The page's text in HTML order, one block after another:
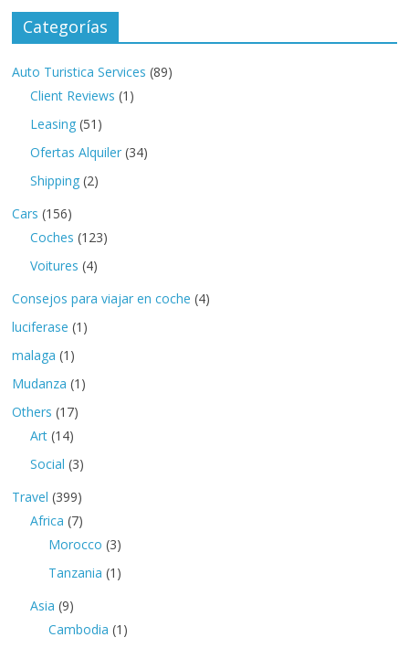
Categorías
Auto Turistica Services (89)
Client Reviews (1)
Leasing (51)
Ofertas Alquiler (34)
Shipping (2)
Cars (156)
Coches (123)
Voitures (4)
Consejos para viajar en coche (4)
luciferase (1)
malaga (1)
Mudanza (1)
Others (17)
Art (14)
Social (3)
Travel (399)
Africa (7)
Morocco (3)
Tanzania (1)
Asia (9)
Cambodia (1)